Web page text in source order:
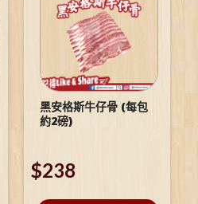
黑安格斯牛仔骨 (每包
約2磅)
$238